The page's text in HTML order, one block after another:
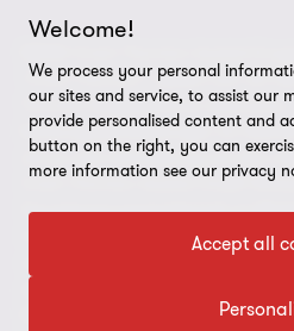
Cookie-Einstellungen
"Grant Thornton” bezieht sich auf
Thornton Mitgliedsfirmen
Beratungsdienstleistungen für
sich je nach Anforderung auf eine
Grant Thornton Austria GmbH
Steuerberatungsgesellschaft ist
International Ltd (GTIL). GTIL und
weltweite Gesellschaft. GTIL und
Mitgliedsfirmen erbracht. GTIL
Welcome!
We process your personal
our sites and service, to assist our
provide personalised content and
button on the right, you can
more information see our privacy
Accept all